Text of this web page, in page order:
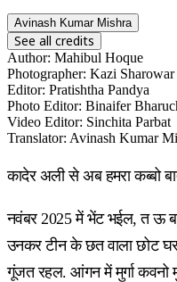
Avinash Kumar Mishra
See all credits
Author: Mahibul Hoque
Photographer: Kazi
Editor: Pratishtha Pandya
Photo Editor: Binaifer
Video Editor: Sinchita Parbat
Translator: Avinash Kumar
कादेर अली से अब हमरा कब्बो
नवंबर 2025 में भेंट भईल, त ऊ
उनकर टीन के छत वाला छोट
गूंजत रहल. आंगन में मुर्गा कवनो